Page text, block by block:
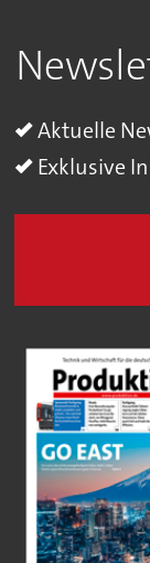
Aktuelle
Exklusive